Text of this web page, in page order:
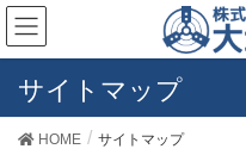
サイトマップ
HOME サイトマップ